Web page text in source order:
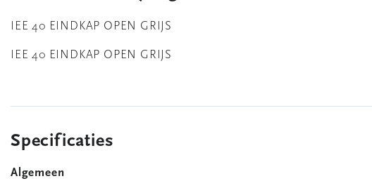
IEE 40 EINDKAP OPEN GRIJS
IEE 40 EINDKAP OPEN GRIJS
Specificaties
Algemeen